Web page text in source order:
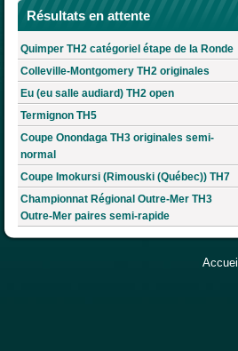
Résultats en attente
Quimper TH2 catégoriel étape de la Ronde
Colleville-Montgomery TH2 originales
Eu (eu salle audiard) TH2 open
Termignon TH5
Coupe Onondaga TH3 originales semi-
normal
Coupe Imokursi (Rimouski (Québec)) TH7
Championnat Régional Outre-Mer TH3
Outre-Mer paires semi-rapide
Accueil